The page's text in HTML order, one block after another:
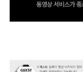
동영상 서비스가